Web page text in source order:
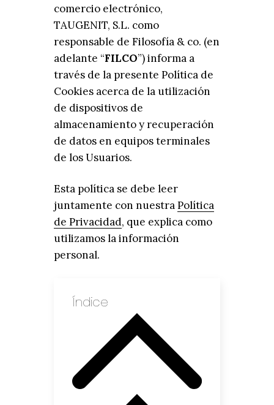
comercio electrónico,
TAUGENIT, S.L. como
responsable de Filosofía & co. (en
adelante “FILCO”) informa a
través de la presente Política de
Cookies acerca de la utilización
de dispositivos de
almacenamiento y recuperación
de datos en equipos terminales
de los Usuarios.
Esta política se debe leer
juntamente con nuestraPolítica
de Privacidad, que explica como
utilizamos la información
personal.
Índice